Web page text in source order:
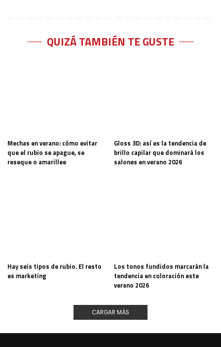
QUIZÁ TAMBIÉN TE GUSTE
Mechas en verano: cómo evitar
que el rubio se apague, se
reseque o amarillee
Gloss 3D: así es la tendencia de
brillo capilar que dominará los
salones en verano 2026
Hay seis tipos de rubio. El resto
es marketing
Los tonos fundidos marcarán la
tendencia en coloración este
verano 2026
CARGAR MÁS